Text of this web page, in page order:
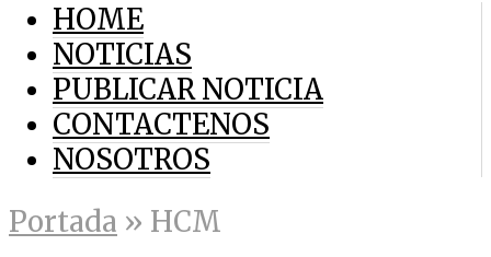
HOME
NOTICIAS
PUBLICAR NOTICIA
CONTACTENOS
NOSOTROS
Portada » HCM